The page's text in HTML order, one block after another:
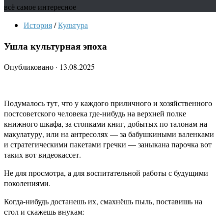
всё самое интересное
История/Культура
Ушла культурная эпоха
Опубликовано · 13.08.2025
Подумалось тут, что у каждого приличного и хозяйственного
постсоветского человека где-нибудь на верхней полке
книжного шкафа, за стопками книг, добытых по талонам на
макулатуру, или на антресолях — за бабушкиными валенками
и стратегическими пакетами гречки — заныкана парочка вот
таких вот видеокассет.
Не для просмотра, а для воспитательной работы с будущими
поколениями.
Когда-нибудь достанешь их, смахнёшь пыль, поставишь на
стол и скажешь внукам: